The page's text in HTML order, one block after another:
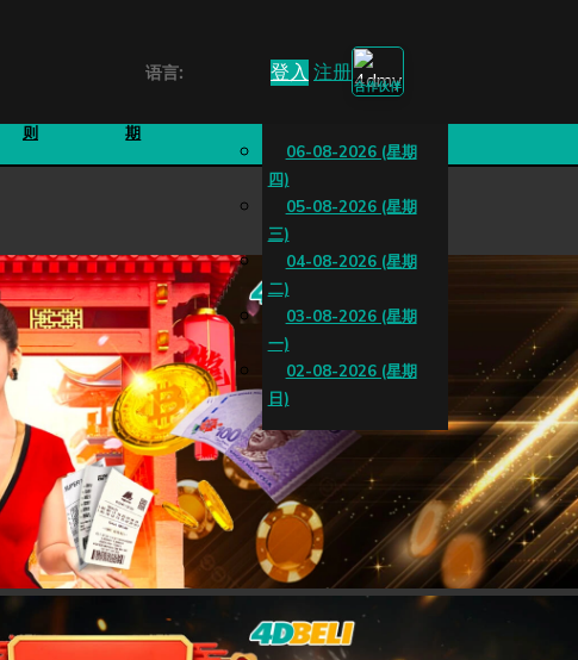
语言: 登入 注册
合作伙伴
则
期
06-08-2026 (星期
四)
05-08-2026 (星期
三)
04-08-2026 (星期
二)
03-08-2026 (星期
一)
02-08-2026 (星期
日)